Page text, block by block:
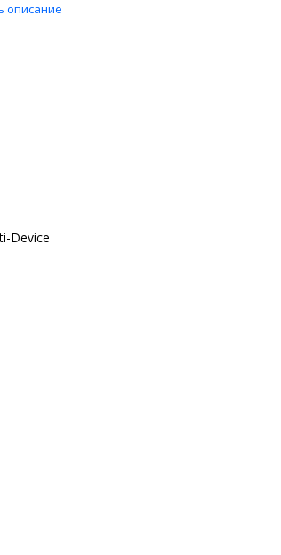
описание
Device